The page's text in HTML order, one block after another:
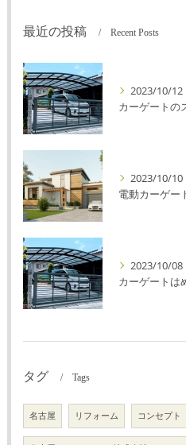
最近の投稿 Recent Posts
2023/10/12
2023/10/10
2023/10/08
タグ Tags
名古屋 リフォーム コンセプト